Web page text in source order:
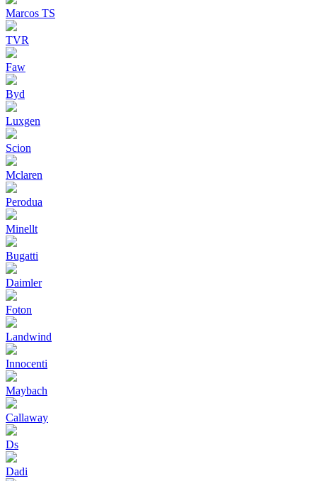
Marcos TS
TVR
Faw
Byd
Luxgen
Scion
Mclaren
Perodua
Minellt
Bugatti
Daimler
Foton
Landwind
Innocenti
Maybach
Callaway
Ds
Dadi